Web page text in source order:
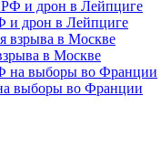
и дрон в Лейпциге
в Москве
выборы во Франции